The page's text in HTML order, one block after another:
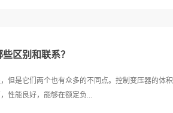
区别和联系？
但是它们两个也有众多的不同点。控制变压器的体积
性能良好，能够在额定负...